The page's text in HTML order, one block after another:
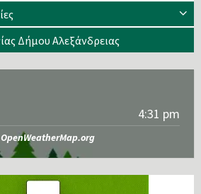
Δήμου Αλεξάνδρειας
4:31 pm
OpenWeatherMap.org